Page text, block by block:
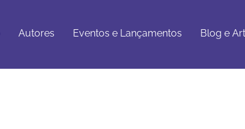
Lançamentos
Artigos
Autores Eventos e Lançamentos Blog e